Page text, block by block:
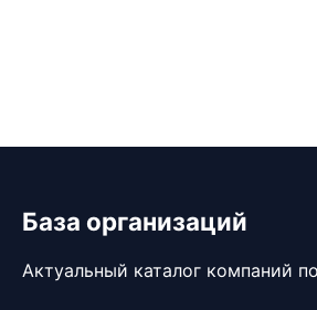
База организаций
Актуальный каталог компаний